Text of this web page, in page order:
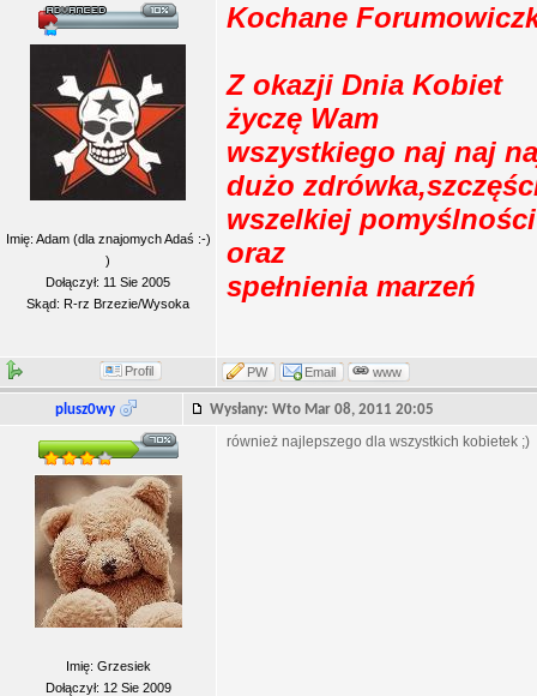
Imię: Adam (dla znajomych Adaś :-)
)
Dołączył: 11 Sie 2005
Skąd: R-rz Brzezie/Wysoka
Kochane
Z okazji Dnia Kobiet
życzę Wam
wszystkiego naj naj
dużo
wszelkiej pomyślności
oraz
spełnienia marzeń
Profil PW Email www
plusz0wy Wysłany: Wto Mar 08, 2011 20:05
Imię: Grzesiek
Dołączył: 12 Sie 2009
również najlepszego dla wszystkich kobietek ;)